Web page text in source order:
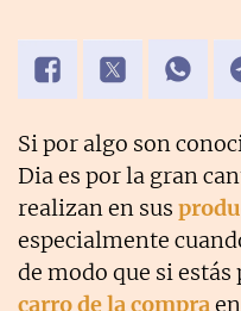
Si por algo son
Dia es por la gran
realizan en sus
especialmente
de modo que si
carro de la compra